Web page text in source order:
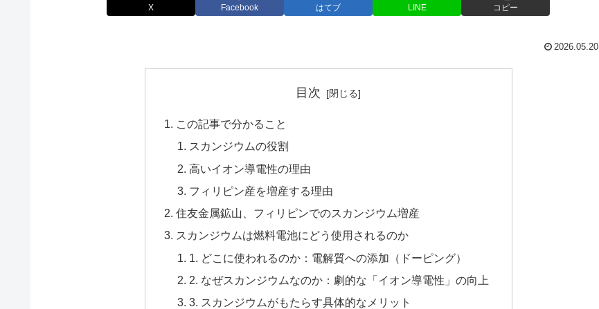
X Facebook はてブ LINE コピー
2026.05.20
目次
この記事で分かること
スカンジウムの役割
高いイオン導電性の理由
フィリピン産を増産する理由
住友金属鉱山、フィリピンでのスカンジウム増産
スカンジウムは燃料電池にどう使用されるのか
1. どこに使われるのか：電解質への添加（ドーピング）
2. なぜスカンジウムなのか：劇的な「イオン導電性」の向上
3. スカンジウムがもたらす具体的なメリット